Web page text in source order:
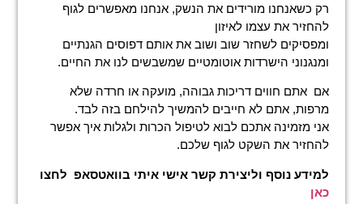
רק כשאנחנו מורידים את הנשק, אנחנו מאפשרים לגוף
להחזיר את עצמו לאיזון
ומפסיקים לשחזר שוב ושוב את אותם דפוסים הגנתיים
ומנגנוני הישרדות אוטומטיים שמשבשים לנו את החיים.
אם אתם חווים דריכות גבוהה, מועקה או חרדה שלא
מרפות, אתם לא חייבים להמשיך להילחם בזה לבד.
אני מזמינה אתכם לבוא לטיפול הכרות ולגלות איך אפשר
להחזיר את השקט לגוף שלכם.
למידע נוסף וליצירת קשר אישי איתי בוואטסאפ לחצו
כאן